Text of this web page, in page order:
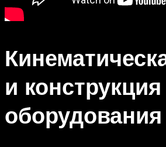
и конструкция
оборудования